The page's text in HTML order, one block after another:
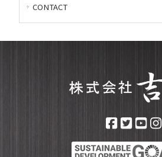
CONTACT